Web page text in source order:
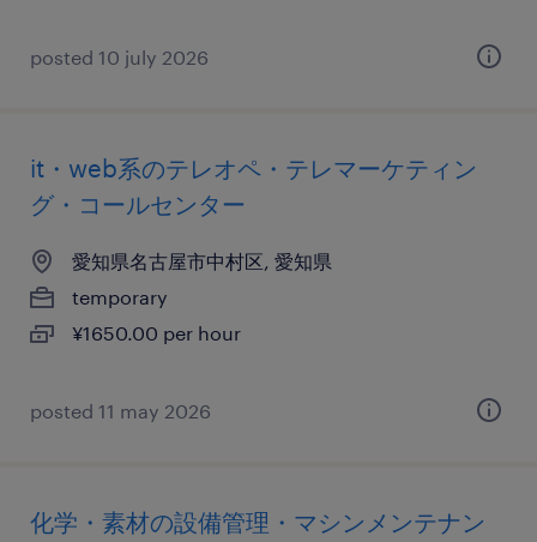
posted 10 july 2026
it・web系のテレオペ・テレマーケティン
グ・コールセンター
愛知県名古屋市中村区, 愛知県
temporary
¥1650.00 per hour
posted 11 may 2026
化学・素材の設備管理・マシンメンテナン